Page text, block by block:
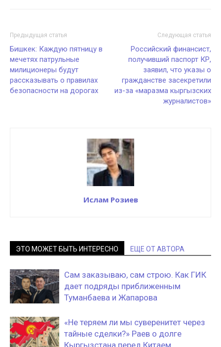
Предыдущая статья
Бишкек: Каждую пятницу в
мечетях патрульные
милиционеры будут
рассказывать о правилах
безопасности на дорогах
Следующая статья
Российский финансист,
получивший паспорт КР,
заявил, что указы о
гражданстве засекретили
из-за «маразма кыргызских
журналистов»
Ислам Розиев
ЭТО МОЖЕТ БЫТЬ ИНТЕРЕСНО ЕЩЕ ОТ АВТОРА
Сам заказываю, сам строю. Как ГИК
дает подряды приближенным
Туманбаева и Жапарова
«Не теряем ли мы суверенитет через
тайные сделки?» Раев о долге
Кыргызстана перед Китаем